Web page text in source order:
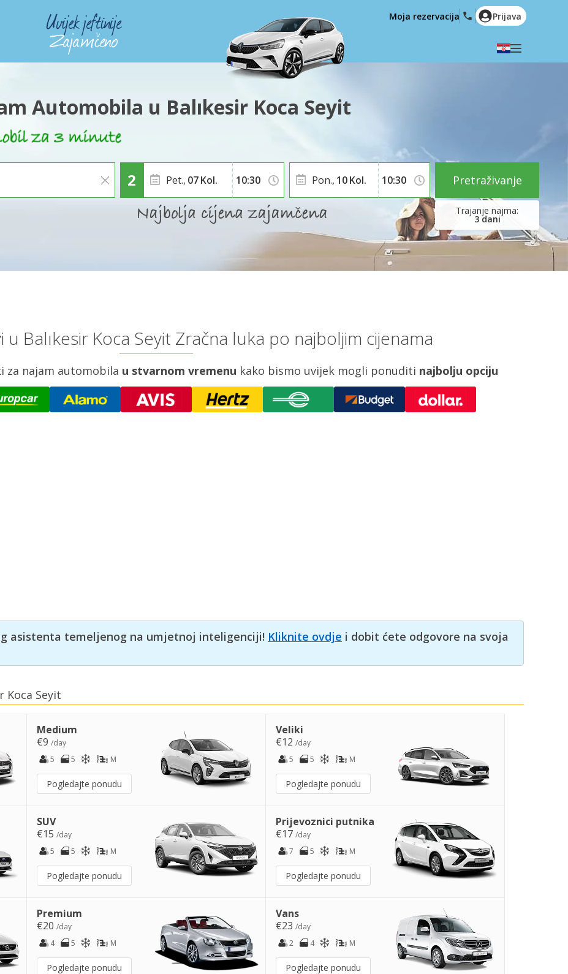
Deutsch
English (US)
Polski
Türkçe
Română
Ελληνικά
Hrvatski
العربية
Moja rezervacija Prijava
Automobila u Balıkesir Koca Seyit
Pet., 07Kol.
3 dani
Pon., 10Kol. Pretraživanje
Balıkesir Koca Seyit Zračna luka po najboljim cijenama
za najam automobila u stvarnom vremenu kako bismo uvijek mogli ponuditi najbolju opciju
asistenta temeljenog na umjetnoj inteligenciji! Kliknite ovdje i dobit ćete odgovore na svoja
Koca Seyit
Medium
€9/day
5
5 M
Pogledajte ponudu
Veliki
€12 /day
5
5 M
Pogledajte ponudu
SUV
€15/day
5
5 M
Pogledajte ponudu
Prijevoznici putnika
€17 /day
7
5 M
Pogledajte ponudu
Premium
€20/day
4
5 M
Pogledajte ponudu
Vans
€23 /day
2
4 M
Pogledajte ponudu